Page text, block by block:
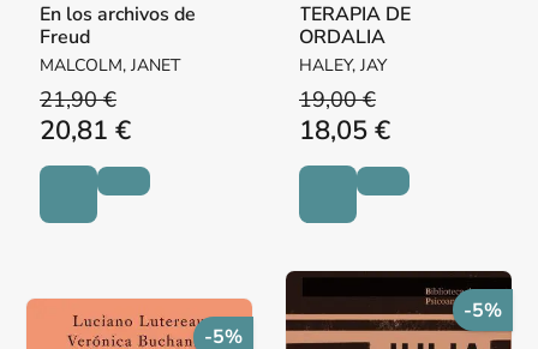
En los archivos de
Freud
MALCOLM, JANET
21,90 €
20,81 €
TERAPIA DE
ORDALIA
HALEY, JAY
19,00 €
18,05 €
-5%
-5%